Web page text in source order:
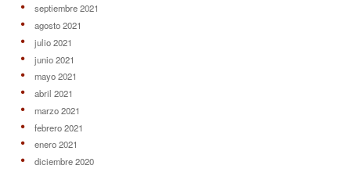
septiembre 2021
agosto 2021
julio 2021
junio 2021
mayo 2021
abril 2021
marzo 2021
febrero 2021
enero 2021
diciembre 2020